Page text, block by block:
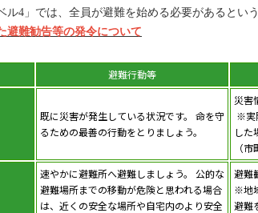
4」では、全員が避難を始める必要があるという
避難勧告等の発令について
避難行動等
既に災害が発生している状況です。 命を守
るための最善の行動をとりましょう。
災害
※実
した
（
速やかに避難所へ避難しましょう。 公的な
避難場所までの移動が危険と思われる場合
は、近くの安全な場所や自宅内のより安全
避難
※地
避難